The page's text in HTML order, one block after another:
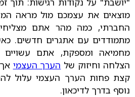
מוצאים את עצמכם מול מראה
החברתי, כמה מהר אתם
מתמודדים עם אתגרים חדשים.
מחמיאה ומספקת, אתם עשויים
הצלחה וחיזוק של הערך העצמי
קצת פחות הערך העצמי עלול
נוסף בדרך לדיכאון.